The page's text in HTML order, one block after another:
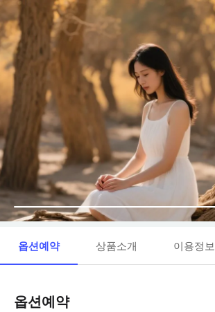
옵션예약 상품소개 이용정보
옵션예약